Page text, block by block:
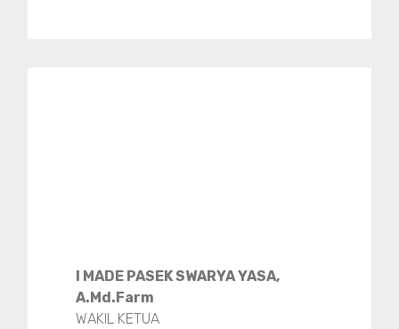
I MADE PASEK SWARYA YASA,
A.Md.Farm
WAKIL KETUA